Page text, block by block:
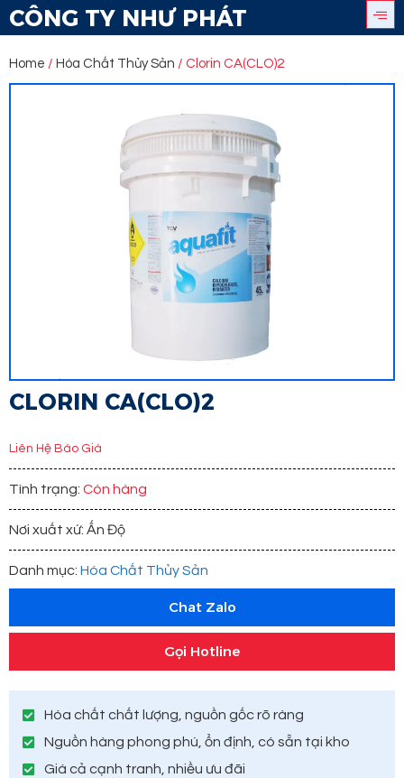
CÔNG TY NHƯ PHÁT
Home / Hóa Chất Thủy Sản / Clorin CA(CLO)2
CLORIN CA(CLO)2
Liên Hệ Báo Giá
Tình trạng: Còn hàng
Nơi xuất xứ: Ấn Độ
Danh mục: Hóa Chất Thủy Sản
Chat Zalo
Gọi Hotline
Hóa chất chất lượng, nguồn gốc rõ ràng
Nguồn hàng phong phú, ổn định, có sẵn tại kho
Giá cả cạnh tranh, nhiều ưu đãi